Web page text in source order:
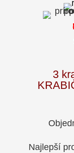
3
Najlepší